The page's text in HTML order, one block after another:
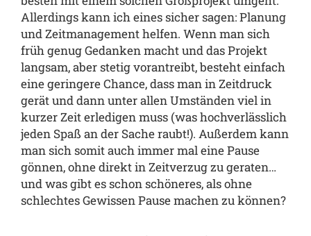
Allerdings kann ich eines sicher sagen: Planung
und Zeitmanagement helfen. Wenn man sich
früh genug Gedanken macht und das Projekt
langsam, aber stetig vorantreibt, besteht einfach
eine geringere Chance, dass man in Zeitdruck
gerät und dann unter allen Umständen viel in
kurzer Zeit erledigen muss (was hochverlässlich
jeden Spaß an der Sache raubt!). Außerdem kann
man sich somit auch immer mal eine Pause
gönnen, ohne direkt in Zeitverzug zu geraten…
und was gibt es schon schöneres, als ohne
schlechtes Gewissen Pause machen zu können?